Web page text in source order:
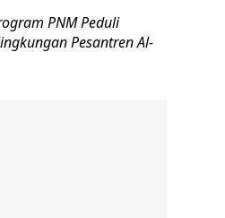
PNM Peduli
Pesantren Al-